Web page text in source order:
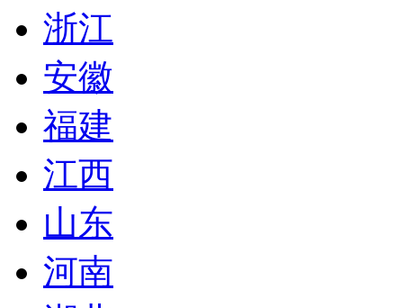
浙江
安徽
福建
江西
山东
河南